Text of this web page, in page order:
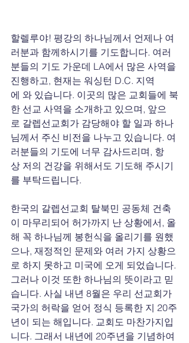
할렐루야! 평강의 하나님께서 언제나 여
러분과 함께하시기를 기도합니다. 여러
분들의 기도 가운데 LA에서 많은 사역을
진행하고, 현재는 워싱턴 D.C. 지역
에 와 있습니다. 이곳의 많은 교회들에 북
한 선교 사역을 소개하고 있으며, 앞으
로 갈렙선교회가 감당해야 할 일과 하나
님께서 주신 비전을 나누고 있습니다. 여
러분들의 기도에 너무 감사드리며, 항
상 저의 건강을 위해서도 기도해 주시기
를 부탁드립니다.
한국의 갈렙선교회 탈북민 공동체 건축
이 마무리되어 허가까지 난 상황에서, 올
해 꼭 하나님께 봉헌식을 올리기를 원했
으나, 재정적인 문제와 여러 가지 상황으
로 하지 못하고 미국에 오게 되었습니다.
그러나 이것 또한 하나님의 뜻이라고 믿
습니다. 사실 내년 8월은 우리 선교회가
국가의 허락을 얻어 정식 등록한 지 20주
년이 되는 해입니다. 교회도 마찬가지입
니다. 그래서 내년에 20주년을 기념하여